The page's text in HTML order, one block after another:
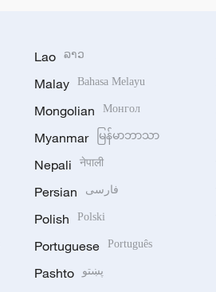
Lao ລາວ
Malay Bahasa Melayu
Mongolian Монгол
Myanmar မြန်မာဘာသာ
Nepali नेपाली
Persian فارسی
Polish Polski
Portuguese Português
Pashto پښتو